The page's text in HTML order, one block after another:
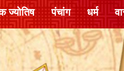
ज्योतिष पंचांग धर्म